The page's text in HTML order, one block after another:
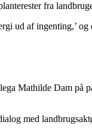
fra
ud af ingenting,’
Mathilde Dam på
med